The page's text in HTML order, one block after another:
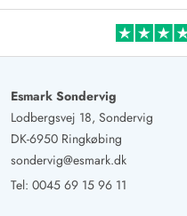
Esmark Sondervig
Lodbergsvej 18, Sondervig
DK-6950 Ringkøbing
sondervig@esmark.dk
Tel: 0045 69 15 96 11